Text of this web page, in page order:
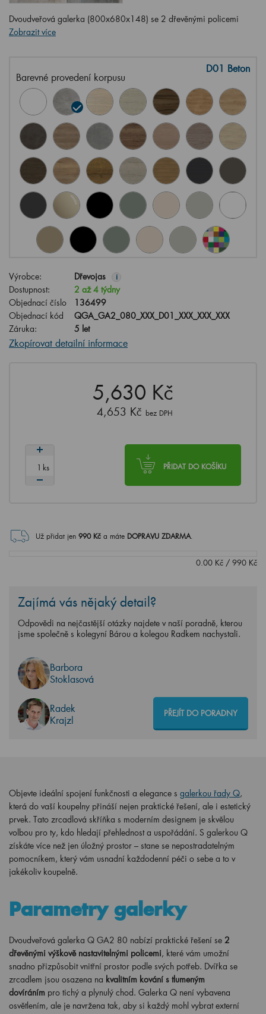
Dvoudveřová galerka (800x680x148) se 2 dřevěnými policemi
Zobrazit více
Barevné provedení korpusu
D01 Beton
Výrobce: Dřevojas i
Dostupnost:
2 až 4 týdny
Objednací číslo
136499
Objednací kód
QGA_GA2_080_XXX_D01_XXX_XXX_XXX
Záruka:
5 let
Zkopírovat detailní informace
5,630 Kč
4,653 Kč bez DPH
PŘIDAT DO KOŠÍKU
ks
Už přidat jen 990Kč a máte DOPRAVU ZDARMA.
0.00 Kč / 990 Kč
Zajímá vás nějaký detail?
Odpovědi na nejčastější otázky najdete v naší poradně, kterou
jsme společně s kolegyní Bárou a kolegou Radkem nachystali.
Barbora
Stoklasová
Radek
Krajzl
PŘEJÍT DO PORADNY
Objevte ideální spojení funkčnosti a elegance s galerkou řady Q,
která do vaší koupelny přináší nejen praktické řešení, ale i estetický
prvek. Tato zrcadlová skříňka s moderním designem je skvělou
volbou pro ty, kdo hledají přehlednost a uspořádání. S galerkou Q
získáte více než jen úložný prostor – stane se nepostradatelným
pomocníkem, který vám usnadní každodenní péči o sebe a to v
jakékoliv koupelně.
Parametry galerky
Dvoudveřová galerka Q GA2 80 nabízí praktické řešení se 2
dřevěnými výškově nastavitelnými policemi, které vám umožní
snadno přizpůsobit vnitřní prostor podle svých potřeb. Dvířka se
zrcadlem jsou osazena na kvalitním kování s tlumeným
dovíráním pro tichý a plynulý chod. Galerka Q není vybavena
osvětlením, ale je navržena tak, aby si každý mohl vybrat externí